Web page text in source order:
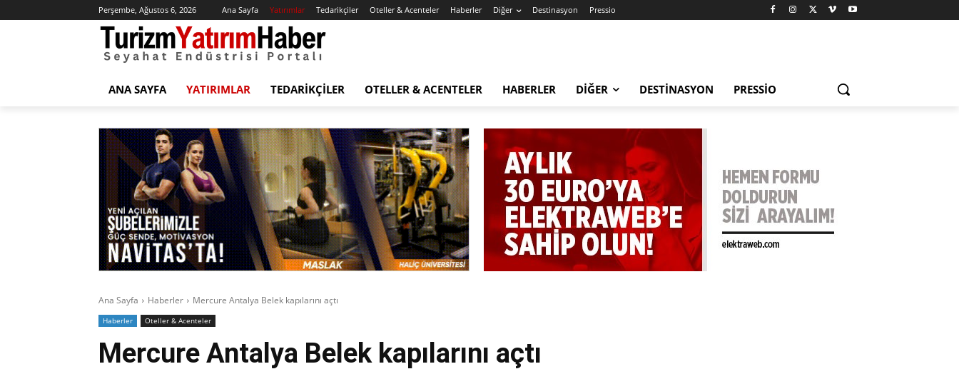
Perşembe, Ağustos 6, 2026 Ana Sayfa Yatırımlar Tedarikçiler Oteller & Acenteler Haberler Diğer Destinasyon Pressio
ANA SAYFA YATIRIMLAR TEDARIKÇILER OTELLER & ACENTELER HABERLER DIĞER DESTINASYON PRESSIO
Ana Sayfa Haberler Mercure Antalya Belek kapılarını açtı
Haberler Oteller & Acenteler
Mercure Antalya Belek kapılarını açtı